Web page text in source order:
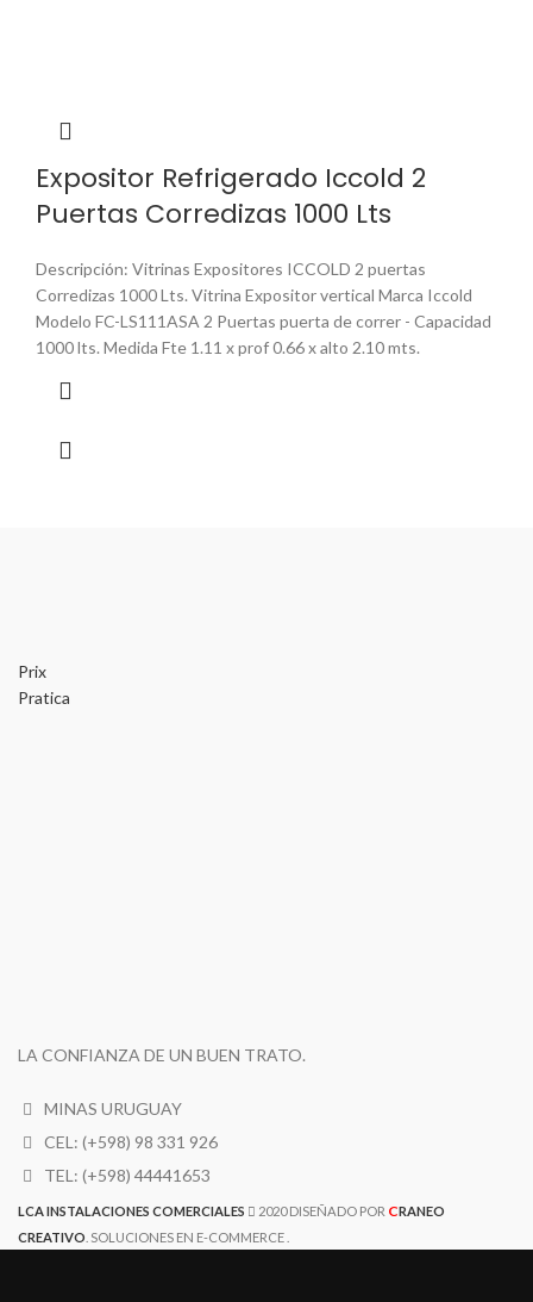
Expositor Refrigerado Iccold 2
Puertas Corredizas 1000 Lts
Descripción: Vitrinas Expositores ICCOLD 2 puertas
Corredizas 1000 Lts. Vitrina Expositor vertical Marca Iccold
Modelo FC-LS111ASA 2 Puertas puerta de correr - Capacidad
1000 lts. Medida Fte 1.11 x prof 0.66 x alto 2.10 mts.
Prix
Pratica
LA CONFIANZA DE UN BUEN TRATO.
MINAS URUGUAY
CEL: (+598) 98 331 926
TEL: (+598) 44441653
LCA INSTALACIONES COMERCIALES 2020 DISEÑADO POR CRANEO
CREATIVO . SOLUCIONES EN E-COMMERCE .